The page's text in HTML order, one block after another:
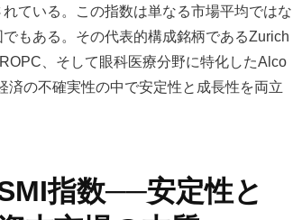
ている。この指数は単なる市場平均ではな
もある。その代表的構成銘柄であるZurich
、そして眼科医療分野に特化したAlco
済の不確実性の中で安定性と成長性を両立
指数──安定性と